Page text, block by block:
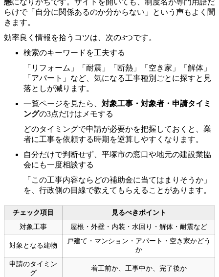
らけで「自分に関係あるのか分からない」という声もよく聞
きます。
効率良く情報を拾うコツは、次の3つです。
検索のキーワードを工夫する
「リフォーム」「耐震」「断熱」「空き家」「解体」
「アパート」など、気になる工事種別ごとに探すと見
落としが減ります。
一覧ページを見たら、 対象工事・対象者・申請タイミ
ングの3点だけはメモする
どのタイミングで申請が必要かを把握しておくと、業
者に工事を依頼する時期を逆算しやすくなります。
自分だけで判断せず、平塚市の窓口や地元の建設業協
会にも一度相談する
「この工事内容ならどの補助金に当てはまりそうか」
を、行政側の目線で教えてもらえることがあります。
チェック項目
見るべきポイント
対象工事
屋根・外壁・内装・水回り・解体・耐震など
対象となる建物
戸建て・マンション・アパート・空き家かどう
か
申請のタイミン
グ
着工前か、工事中か、完了後か